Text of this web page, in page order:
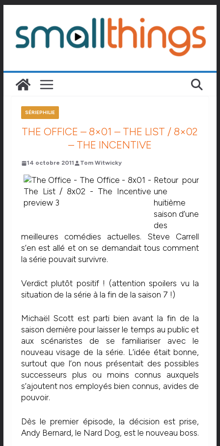
contenu
SÉRIEPHILIE
THE OFFICE – 8×01 – THE LIST / 8×02
– THE INCENTIVE
14 octobre 2011 Tom Witwicky
Retour pour
une
huitième
saison d’une
des
meilleures comédies actuelles. Steve Carrell
s’en est allé et on se demandait tous comment
la série pouvait survivre.
Verdict plutôt positif ! (attention spoilers vu la
situation de la série à la fin de la saison 7 !)
Michaël Scott est parti bien avant la fin de la
saison dernière pour laisser le temps au public et
aux scénaristes de se familiariser avec le
nouveau visage de la série. L’idée était bonne,
surtout que l’on nous présentait des possibles
successeurs plus ou moins connus auxquels
s’ajoutent nos employés bien connus, avides de
pouvoir.
Dès le premier épisode, la décision est prise,
Andy Bernard, le Nard Dog, est le nouveau boss.